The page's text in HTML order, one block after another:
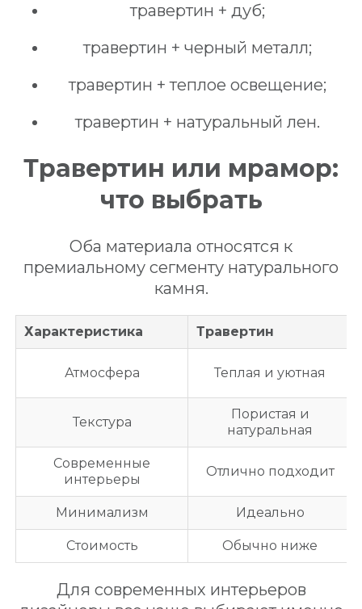
травертин + дуб;
травертин + черный металл;
травертин + теплое освещение;
травертин + натуральный лен.
Травертин или мрамор:
что выбрать
Оба материала относятся к
премиальному сегменту натурального
камня.
Характеристика Травертин
Атмосфера Теплая и уютная
Текстура
Пористая и
натуральная
Современные
интерьеры
Отлично подходит
Минимализм Идеально
Стоимость Обычно ниже
Для современных интерьеров